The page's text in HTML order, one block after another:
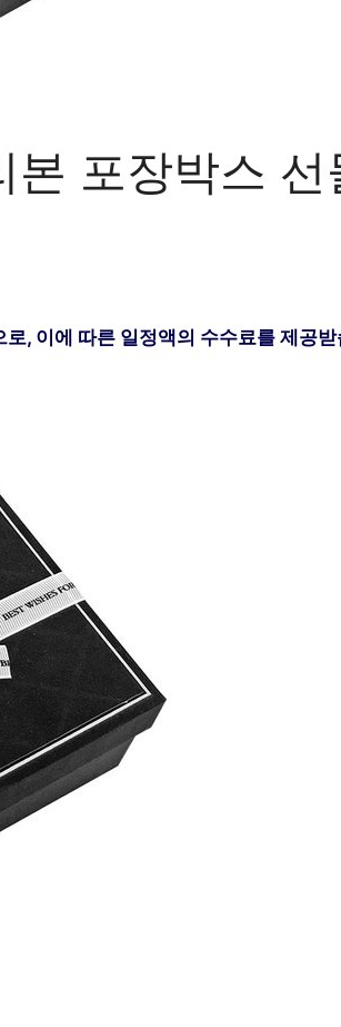
본 포장박스 선
, 이에 따른 일정액의 수수료를 제공